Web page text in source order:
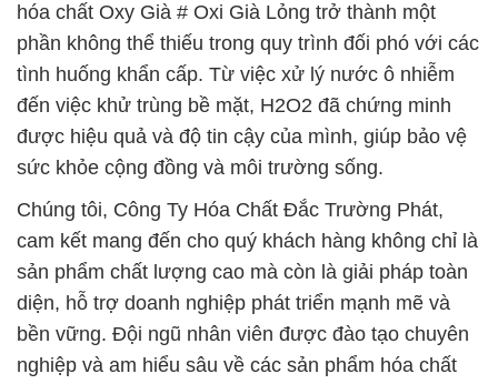
hóa chất Oxy Già # Oxi Già Lỏng trở thành một
phần không thể thiếu trong quy trình đối phó với các
tình huống khẩn cấp. Từ việc xử lý nước ô nhiễm
đến việc khử trùng bề mặt, H2O2 đã chứng minh
được hiệu quả và độ tin cậy của mình, giúp bảo vệ
sức khỏe cộng đồng và môi trường sống.
Chúng tôi, Công Ty Hóa Chất Đắc Trường Phát,
cam kết mang đến cho quý khách hàng không chỉ là
sản phẩm chất lượng cao mà còn là giải pháp toàn
diện, hỗ trợ doanh nghiệp phát triển mạnh mẽ và
bền vững. Đội ngũ nhân viên được đào tạo chuyên
nghiệp và am hiểu sâu về các sản phẩm hóa chất